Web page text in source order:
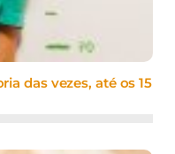
das vezes, até os 15